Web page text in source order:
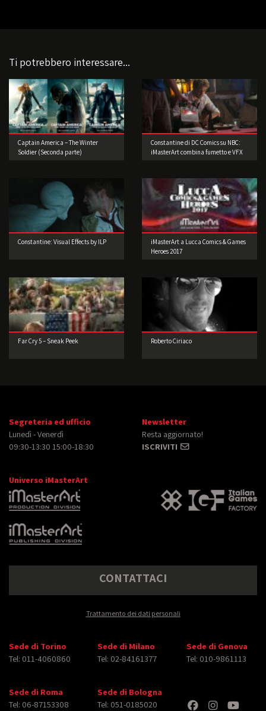
Ti potrebbero interessare...
Captain America – The Winter
Soldier (Seconda parte)
Constantine di DC Comics su NBC:
iMasterArt combina fumetto e VFX
Constantine: Visual Effects by ILP
iMasterArt a Lucca Comics & Games
Heroes 2017
Far Cry 5 – Sneak Peek Roberto Ciriaco
Segreteria ed ufficio
Lunedì - Venerdì
09:30-13:30 15:00-18:30
Newsletter
Resta aggiornato!
ISCRIVITI
Universo iMasterArt
CONTATTACI
Trattamento dei dati personali
Sede di Torino
Tel: 011-4060860
Sede di Milano
Tel: 02-84161377
Sede di Genova
Tel: 010-9861113
Sede di Roma
Tel: 06-87153308
Sede di Bologna
Tel: 051-0185020